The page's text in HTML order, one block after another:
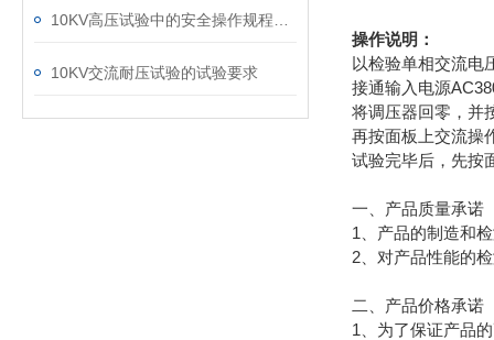
10KV交流耐压试验的试验要求
操作说明：
以检验单相交流电
接通输入电源
将调压器回零，并
再按面板上交流操
试验完毕后，先按
一、产品质量承诺
1、产品的制造和
2、对产品性能的
二、产品价格承诺
1、为了保证产品